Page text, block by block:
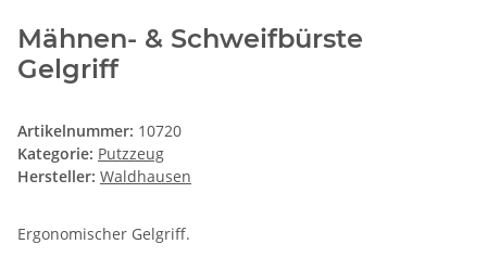
Mähnen- & Schweifbürste
Gelgriff
Artikelnummer: 10720
Kategorie: Putzzeug
Hersteller: Waldhausen
Ergonomischer Gelgriff.